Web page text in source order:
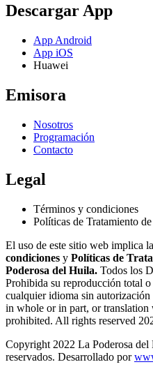
Descargar App
App Android
App iOS
Huawei
Emisora
Nosotros
Programación
Contacto
Legal
Términos y condiciones
Políticas de Tratamiento
El uso de este sitio web implica
condiciones y Políticas de
Poderosa del Huila. Todos los
Prohibida su reproducción total
cualquier idioma sin
in whole or in part, or
prohibited. All rights reserved
Copyright 2022 La Poderosa del
reservados. Desarrollado por